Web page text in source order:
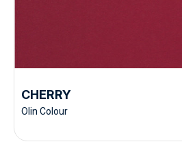
CHERRY
Olin Colour